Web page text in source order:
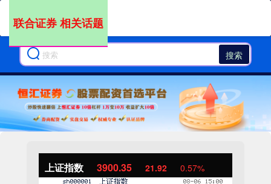
搜索
上证指数 3900.35 21.92 0.57%
联合证券 相关话题